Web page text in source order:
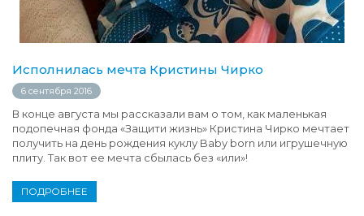
Исполнилась мечта Кристины Чирко
6 сентября 2016
В конце августа мы рассказали вам о том, как маленькая
подопечная фонда «Защити жизнь» Кристина Чирко мечтает
получить на день рождения куклу Baby born или игрушечную
плиту. Так вот ее мечта сбылась без «или»!
ПОДРОБНЕЕ